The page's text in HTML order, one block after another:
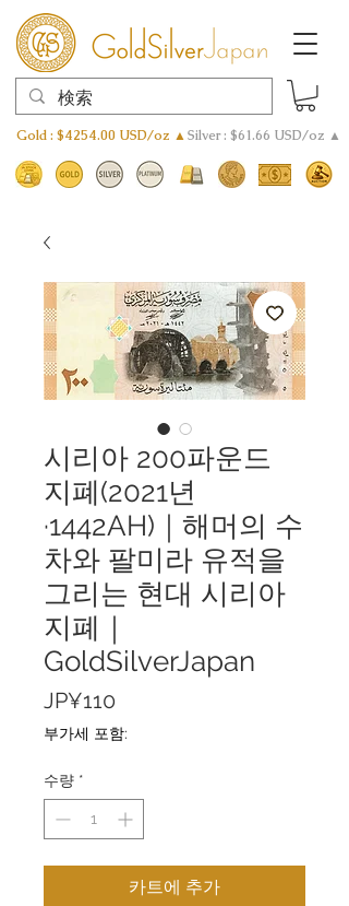
Gold : $4254.00 USD/oz ▲Silver : $61.66 USD/oz ▲
시리아 200파운드
지폐(2021년
·1442AH)｜해머의 수
차와 팔미라 유적을
그리는 현대 시리아
지폐｜
GoldSilverJapan
JP¥110
격
부가세 포함:
수량 *
카트에 추가